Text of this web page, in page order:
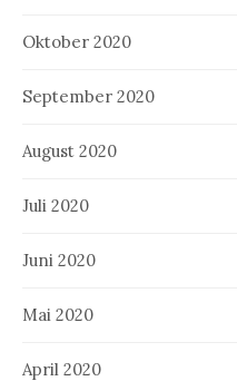
Oktober 2020
September 2020
August 2020
Juli 2020
Juni 2020
Mai 2020
April 2020